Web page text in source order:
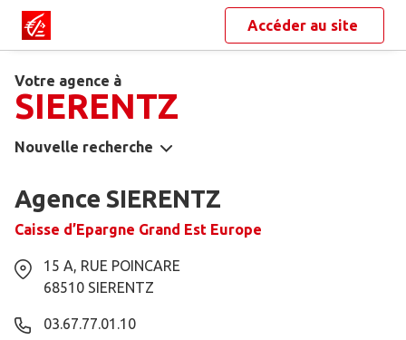
Accéder au site
Votre agence à
SIERENTZ
Nouvelle recherche
Agence SIERENTZ
Caisse d’Epargne Grand Est Europe
15 A, RUE POINCARE
68510 SIERENTZ
03.67.77.01.10